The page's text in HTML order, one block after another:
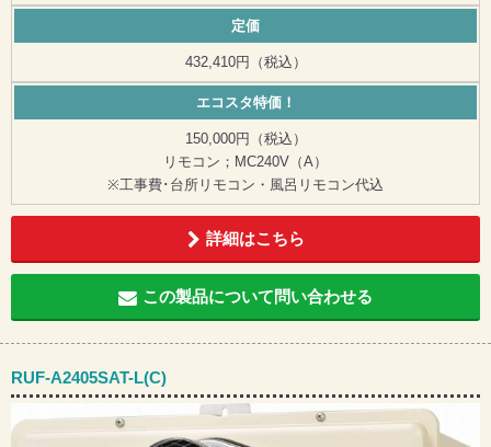
定価
432,410円（税込）
エコスタ特価！
150,000円（税込）
リモコン；MC240V（A）
※工事費･台所リモコン・風呂リモコン代込
詳細はこちら
この製品について問い合わせる
RUF-A2405SAT-L(C)